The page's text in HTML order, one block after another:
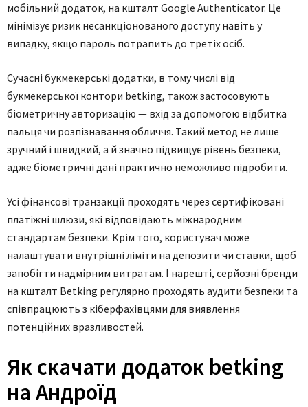
мобільний додаток, на кшталт Google Authenticator. Це
мінімізує ризик несанкціонованого доступу навіть у
випадку, якщо пароль потрапить до третіх осіб.
Сучасні букмекерські додатки, в тому числі від
букмекерської контори betking, також застосовують
біометричну авторизацію — вхід за допомогою відбитка
пальця чи розпізнавання обличчя. Такий метод не лише
зручний і швидкий, а й значно підвищує рівень безпеки,
адже біометричні дані практично неможливо підробити.
Усі фінансові транзакції проходять через сертифіковані
платіжні шлюзи, які відповідають міжнародним
стандартам безпеки. Крім того, користувач може
налаштувати внутрішні ліміти на депозити чи ставки, щоб
запобігти надмірним витратам. І нарешті, серйозні бренди
на кшталт Betking регулярно проходять аудити безпеки та
співпрацюють з кіберфахівцями для виявлення
потенційних вразливостей.
Як скачати додаток betking
на Андроїд